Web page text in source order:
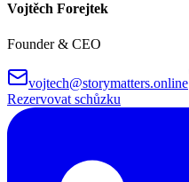
Vojtěch Forejtek
Founder & CEO
vojtech@storymatters.online
Rezervovat schůzku